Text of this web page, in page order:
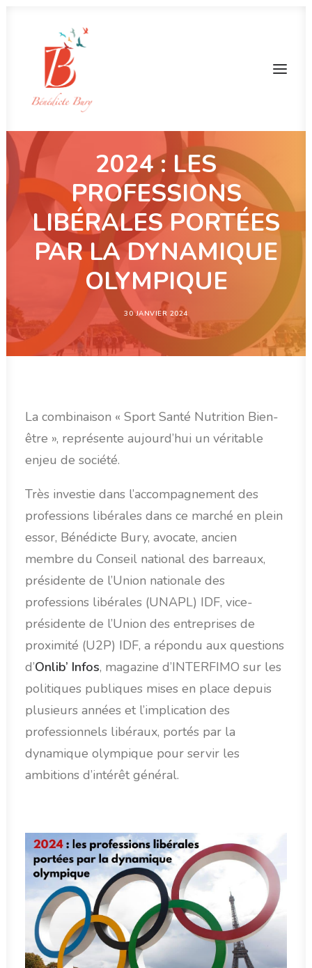
2024 : LES
PROFESSIONS
LIBÉRALES PORTÉES
PAR LA DYNAMIQUE
OLYMPIQUE
30 JANVIER 2024
La combinaison « Sport Santé Nutrition Bien-
être », représente aujourd’hui un véritable
enjeu de société.
Très investie dans l’accompagnement des
professions libérales dans ce marché en plein
essor, Bénédicte Bury, avocate, ancien
membre du Conseil national des barreaux,
présidente de l’Union nationale des
professions libérales (UNAPL) IDF, vice-
présidente de l’Union des entreprises de
proximité (U2P) IDF, a répondu aux questions
d’Onlib’ Infos, magazine d’INTERFIMO sur les
politiques publiques mises en place depuis
plusieurs années et l’implication des
professionnels libéraux, portés par la
dynamique olympique pour servir les
ambitions d’intérêt général.